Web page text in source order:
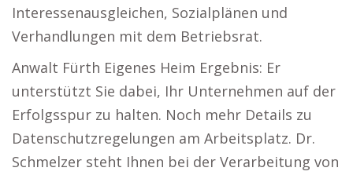
Interessenausgleichen, Sozialplänen und
Verhandlungen mit dem Betriebsrat.
Anwalt Fürth Eigenes Heim Ergebnis: Er
unterstützt Sie dabei, Ihr Unternehmen auf der
Erfolgsspur zu halten. Noch mehr Details zu
Datenschutzregelungen am Arbeitsplatz. Dr.
Schmelzer steht Ihnen bei der Verarbeitung von